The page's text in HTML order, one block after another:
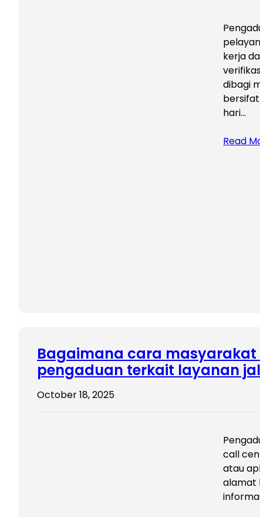
kerja
dibagi
hari…
Read
Bagaimana cara
pengaduan terkait layanan
October 18, 2025
call
atau
alamat